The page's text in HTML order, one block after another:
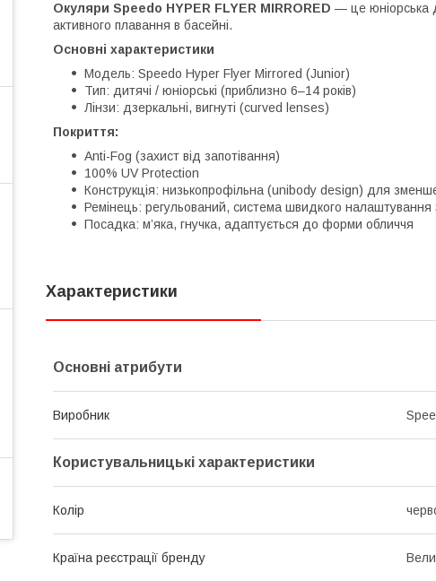
Окуляри Speedo HYPER FLYER MIRRORED — це юніорська
активного плавання в басейні.
Основні характеристики
Модель: Speedo Hyper Flyer Mirrored (Junior)
Тип: дитячі / юніорські (приблизно 6–14 років)
Лінзи: дзеркальні, вигнуті (curved lenses)
Покриття:
Anti-Fog (захист від запотівання)
100% UV Protection
Конструкція: низькопрофільна (unibody design) для
Ремінець: регульований, система швидкого налаштування
Посадка: м’яка, гнучка, адаптується до форми обличчя
Характеристики
Основні атрибути
Виробник
Користувальницькі характеристики
Колір
Країна реєстрації бренду